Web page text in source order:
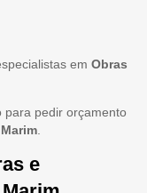
em Obras
para pedir orçamento
e